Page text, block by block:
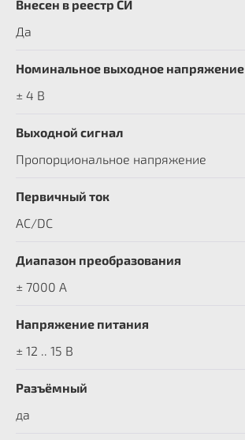
Внесен в реестр СИ
Да
Номинальное выходное напряжение
± 4 В
Выходной сигнал
Пропорциональное напряжение
Первичный ток
AC/DC
Диапазон преобразования
± 7000 A
Напряжение питания
± 12 .. 15 В
Разъёмный
да